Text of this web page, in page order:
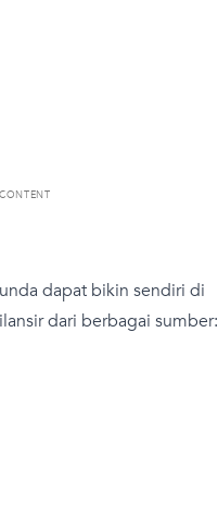
dapat bikin sendiri di
dari berbagai sumber: